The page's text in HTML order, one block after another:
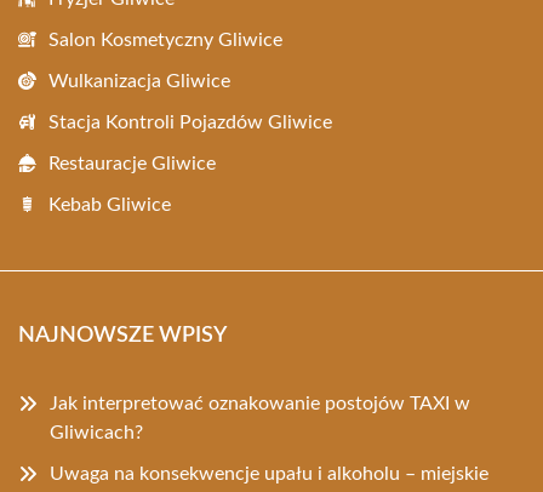
Salon Kosmetyczny Gliwice
Wulkanizacja Gliwice
Stacja Kontroli Pojazdów Gliwice
Restauracje Gliwice
Kebab Gliwice
NAJNOWSZE WPISY
Jak interpretować oznakowanie postojów TAXI w
Gliwicach?
Uwaga na konsekwencje upału i alkoholu – miejskie